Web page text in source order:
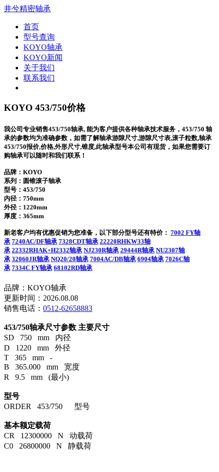
井兮精密轴承
首页
型号查询
KOYO轴承
KOYO新闻
关于我们
联系我们
KOYO 453/750价格
我公司专业销售453/750轴承, 能为客户提供各种轴承技术服务，453/750 轴
承的参数均为准确参数，如需了解轴承游隙尺寸,游隙尺寸表,滚子粒数,轴承
453/750报价,价格,外形尺寸,锥度,此轴承型号本公司有现货，如果您需要订
购轴承可以随时和我们联系！
品牌：KOYO
系列：圆锥滚子轴承
型号： 453/750
内径：750mm
外径：1220mm
厚度：365mm
新老客户均有优惠促销为您准备，以下部分型号还有特价： 7002 FY轴
承 7240AC/DF轴承 7328CDT轴承 22220RHKW33轴
承 22332RHAK+H2332轴承 NJ230R轴承 29444R轴承 NU2307轴
承 32060JR轴承 NQ20/20轴承 7004AC/DB轴承 6904轴承 7026C轴
承 7334C FY轴承 68102RD轴承
品牌：KOYO轴承
更新时间：2026.08.08
销售电话： 0512-62658883
453/750轴承尺寸参数 主要尺寸
SD 750 mm 内径
D 1220 mm 外径
T 365 mm -
B 365.000 mm 宽度
R 9.5 mm (最小)
型号
ORDER 453/750 型号
基本额定载荷
CR 12300000 N 动载荷
C0 26800000 N 静载荷